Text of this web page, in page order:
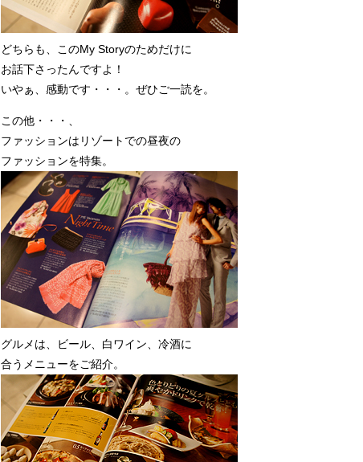
どちらも、このMy Storyのためだけに
お話下さったんですよ！
いやぁ、感動です・・・。ぜひご一読を。
この他・・・、
ファッションはリゾートでの昼夜の
ファッションを特集。
グルメは、ビール、白ワイン、冷酒に
合うメニューをご紹介。